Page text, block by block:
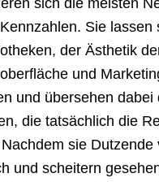
Sie lassen
der Ästhetik
und
und übersehen dabei
die tatsächlich die
sie Dutzende
und scheitern